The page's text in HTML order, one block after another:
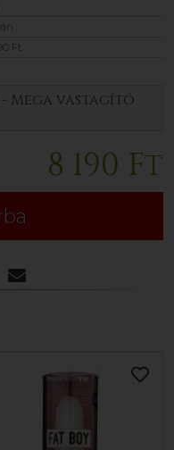
Ft
- Mega vastagító
8 190 Ft